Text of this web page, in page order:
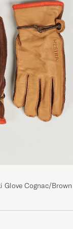
och
Glove Cognac/Brown